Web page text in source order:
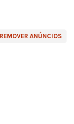
REMOVER ANÚNCIOS